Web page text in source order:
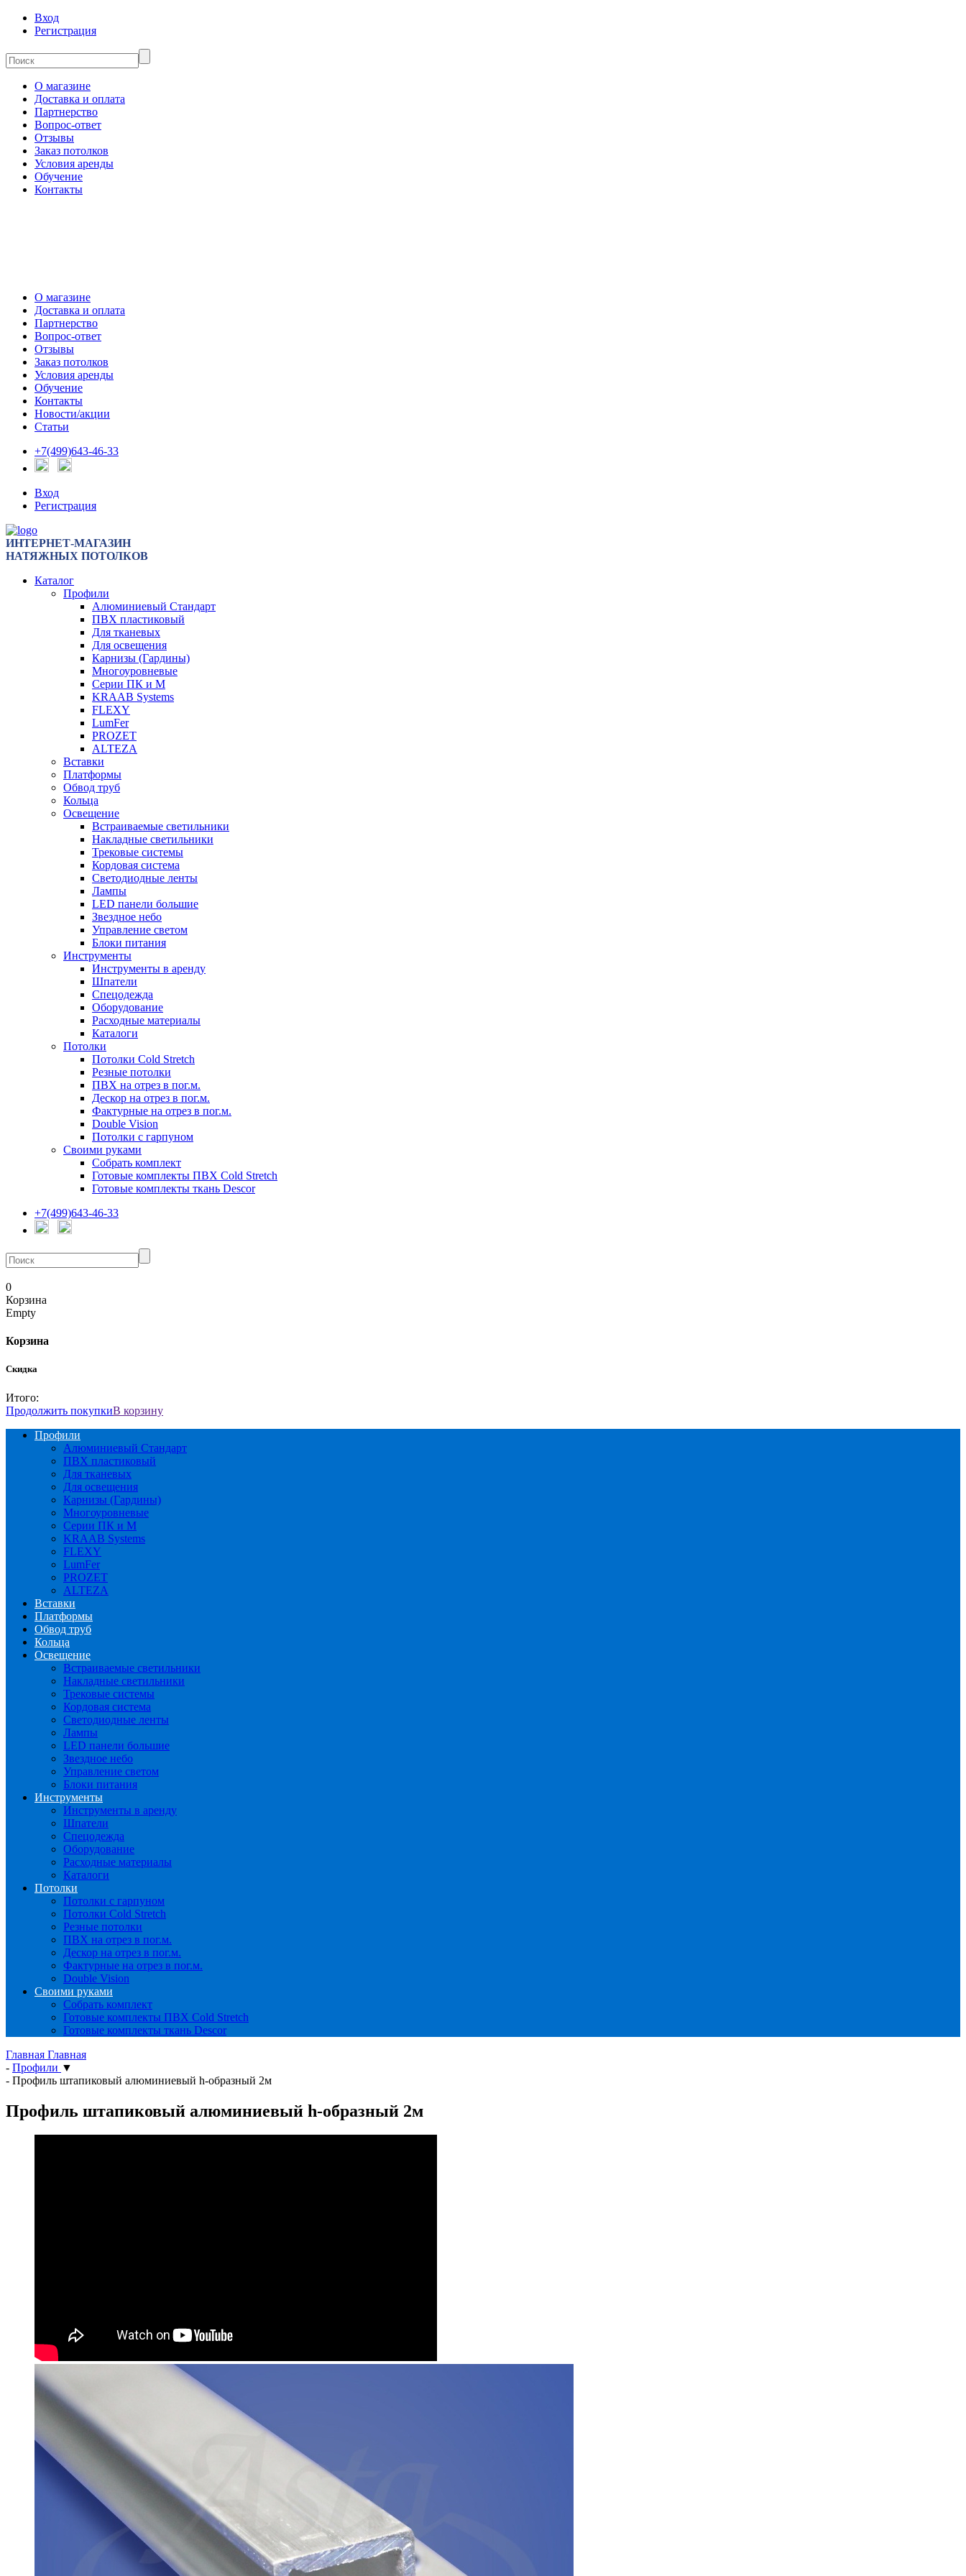
Вход
Регистрация
О магазине
Доставка и оплата
Партнерство
Вопрос-ответ
Отзывы
Заказ потолков
Условия аренды
Обучение
Контакты
О магазине
Доставка и оплата
Партнерство
Вопрос-ответ
Отзывы
Заказ потолков
Условия аренды
Обучение
Контакты
Новости/акции
Статьи
+7(499)643-46-33
Вход
Регистрация
ИНТЕРНЕТ-МАГАЗИН
НАТЯЖНЫХ ПОТОЛКОВ
Каталог
Профили
Алюминиевый Стандарт
ПВХ пластиковый
Для тканевых
Для освещения
Карнизы (Гардины)
Многоуровневые
Серии ПК и М
KRAAB Systems
FLEXY
LumFer
PROZET
ALTEZA
Вставки
Платформы
Обвод труб
Кольца
Освещение
Встраиваемые светильники
Накладные светильники
Трековые системы
Кордовая система
Светодиодные ленты
Лампы
LED панели большие
Звездное небо
Управление светом
Блоки питания
Инструменты
Инструменты в аренду
Шпатели
Спецодежда
Оборудование
Расходные материалы
Каталоги
Потолки
Потолки Cold Stretch
Резные потолки
ПВХ на отрез в пог.м.
Дескор на отрез в пог.м.
Фактурные на отрез в пог.м.
Double Vision
Потолки с гарпуном
Своими руками
Собрать комплект
Готовые комплекты ПВХ Cold Stretch
Готовые комплекты ткань Descor
+7(499)643-46-33
0
Корзина
Empty
Корзина
Скидка
Итого:
Продолжить покупкиВ корзину
Профили
Алюминиевый Стандарт
ПВХ пластиковый
Для тканевых
Для освещения
Карнизы (Гардины)
Многоуровневые
Серии ПК и М
KRAAB Systems
FLEXY
LumFer
PROZET
ALTEZA
Вставки
Платформы
Обвод труб
Кольца
Освещение
Встраиваемые светильники
Накладные светильники
Трековые системы
Кордовая система
Светодиодные ленты
Лампы
LED панели большие
Звездное небо
Управление светом
Блоки питания
Инструменты
Инструменты в аренду
Шпатели
Спецодежда
Оборудование
Расходные материалы
Каталоги
Потолки
Потолки с гарпуном
Потолки Cold Stretch
Резные потолки
ПВХ на отрез в пог.м.
Дескор на отрез в пог.м.
Фактурные на отрез в пог.м.
Double Vision
Своими руками
Собрать комплект
Готовые комплекты ПВХ Cold Stretch
Готовые комплекты ткань Descor
Главная Главная
- Профили ▼
- Профиль штапиковый алюминиевый h-образный 2м
Профиль штапиковый алюминиевый h-образный 2м